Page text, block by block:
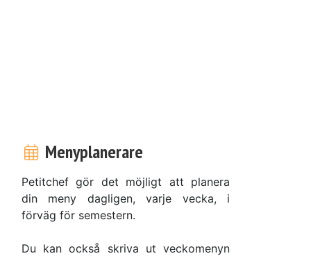
Menyplanerare
Petitchef gör det möjligt att planera
din meny dagligen, varje vecka, i
förväg för semestern.
Du kan också skriva ut veckomenyn